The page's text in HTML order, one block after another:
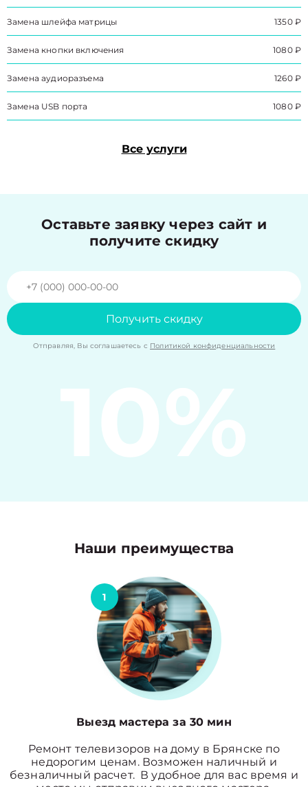
Замена шлейфа матрицы 1350 ₽
Замена кнопки включения 1080 ₽
Замена аудиоразъема 1260 ₽
Замена USB порта 1080 ₽
Все услуги
Оставьте заявку через сайт и
получите скидку
Получить скидку
Отправляя, Вы соглашаетесь с Политикой конфиденциальности
10%
Наши преимущества
1
Выезд мастера за 30 мин
Ремонт телевизоров на дому в Брянске по
недорогим ценам. Возможен наличный и
безналичный расчет. В удобное для вас время и